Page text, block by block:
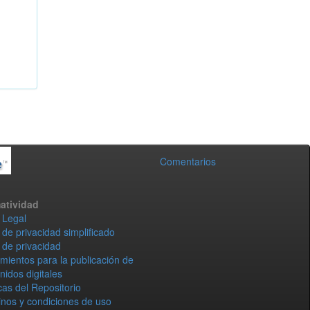
Comentarios
privacidad simplificado
privacidad
para la publicación de
digitales
del Repositorio
y condiciones de uso